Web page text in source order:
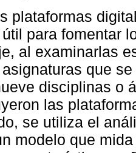
plataformas
para fomentar
al examinarlas
que
disciplinas o
las
se utiliza el
modelo que